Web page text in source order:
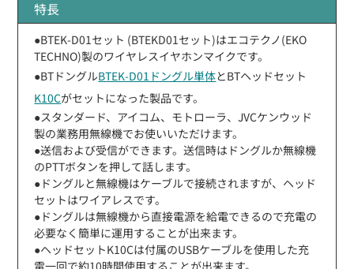
特長
●BTEK-D01セット (BTEKD01セット)はエコテクノ(EKO
TECHNO)製のワイヤレスイヤホンマイクです。
●BTドングルBTEK-D01ドングル単体とBTヘッドセット
K10Cがセットになった製品です。
●スタンダード、アイコム、モトローラ、JVCケンウッド
製の業務用無線機でお使いいただけます。
●送信および受信ができます。送信時はドングルか無線機
のPTTボタンを押して話します。
●ドングルと無線機はケーブルで接続されますが、ヘッド
セットはワイアレスです。
●ドングルは無線機から直接電源を給電できるので充電の
必要なく簡単に運用することが出来ます。
●ヘッドセットK10Cは付属のUSBケーブルを使用した充
電一回で約10時間使用することが出来ます。